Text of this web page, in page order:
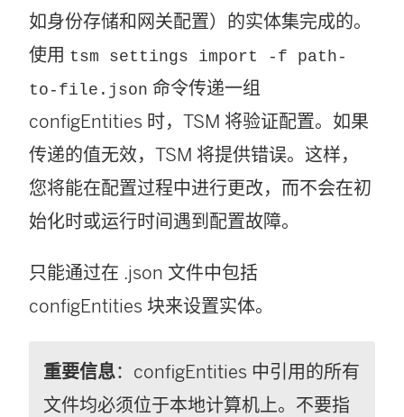
如身份存储和网关配置）的实体集完成的。
使用 tsm settings import -f path-
to-file.json 命令传递一组
configEntities 时，TSM 将验证配置。如果
传递的值无效，TSM 将提供错误。这样，
您将能在配置过程中进行更改，而不会在初
始化时或运行时间遇到配置故障。
只能通过在 .json 文件中包括
configEntities 块来设置实体。
重要信息：configEntities 中引用的所有
文件均必须位于本地计算机上。不要指